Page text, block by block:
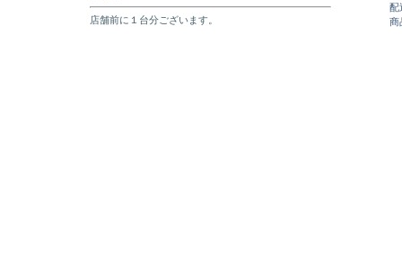
店舗前に１台分ございます。
配
商